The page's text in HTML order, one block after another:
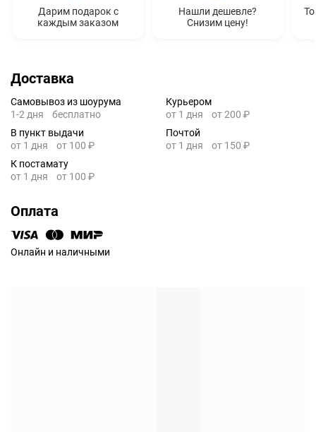
Дарим подарок с
каждым заказом
Нашли дешевле?
Снизим цену!
Доставка
Самовывоз из шоурума
1-2 дня
бесплатно
Курьером
от 1 дня
от 200 ₽
В пункт выдачи
от 1 дня
от 100 ₽
Почтой
от 1 дня
от 150 ₽
К постамату
от 1 дня
от 100 ₽
Оплата
Онлайн и наличными